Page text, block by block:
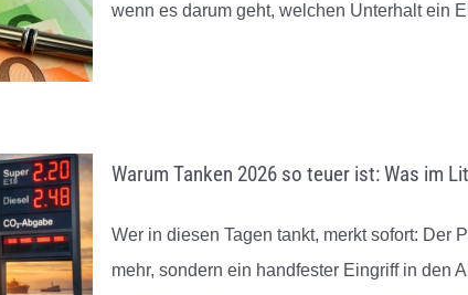
wenn es darum geht, welchen Unterhalt ein
Warum Tanken 2026 so teuer ist: Was im
Wer in diesen Tagen tankt, merkt sofort: Der
mehr, sondern ein handfester Eingriff in den